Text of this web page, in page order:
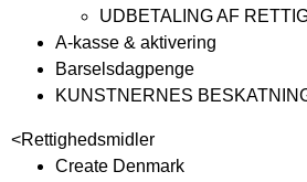
UDBETALING AF
A-kasse & aktivering
Barselsdagpenge
KUNSTNERNES
<Rettighedsmidler
Create Denmark